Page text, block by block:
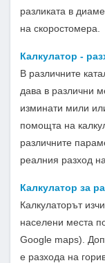
разликата в
на скоростомера.
Калкулатор -
В различните
дава в различни
изминати мили
помощта на
различните
реалния разход
Калкулатор за
Калкулаторът
населени места
Google maps).
е разхода на